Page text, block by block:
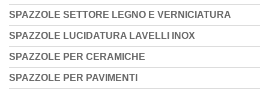
SPAZZOLE SETTORE LEGNO E VERNICIATURA
SPAZZOLE LUCIDATURA LAVELLI INOX
SPAZZOLE PER CERAMICHE
SPAZZOLE PER PAVIMENTI